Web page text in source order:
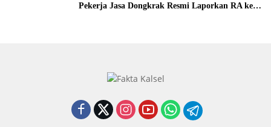
Pekerja Jasa Dongkrak Resmi Laporkan RA ke